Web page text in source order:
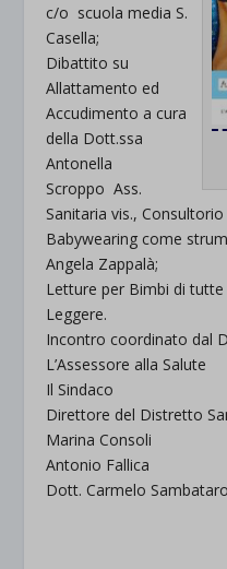
c/o scuola media S.
Casella;
Dibattito su
Allattamento ed
Accudimento a cura
della Dott.ssa
Antonella
Scroppo Ass.
Sanitaria vis.,
Babywearing come
Angela Zappalà;
Letture per Bimbi di
Leggere.
Incontro coordinato dal
L’Assessore alla Salute
Il Sindaco
Direttore del Distretto
Marina Consoli
Antonio Fallica
Dott. Carmelo Sambataro